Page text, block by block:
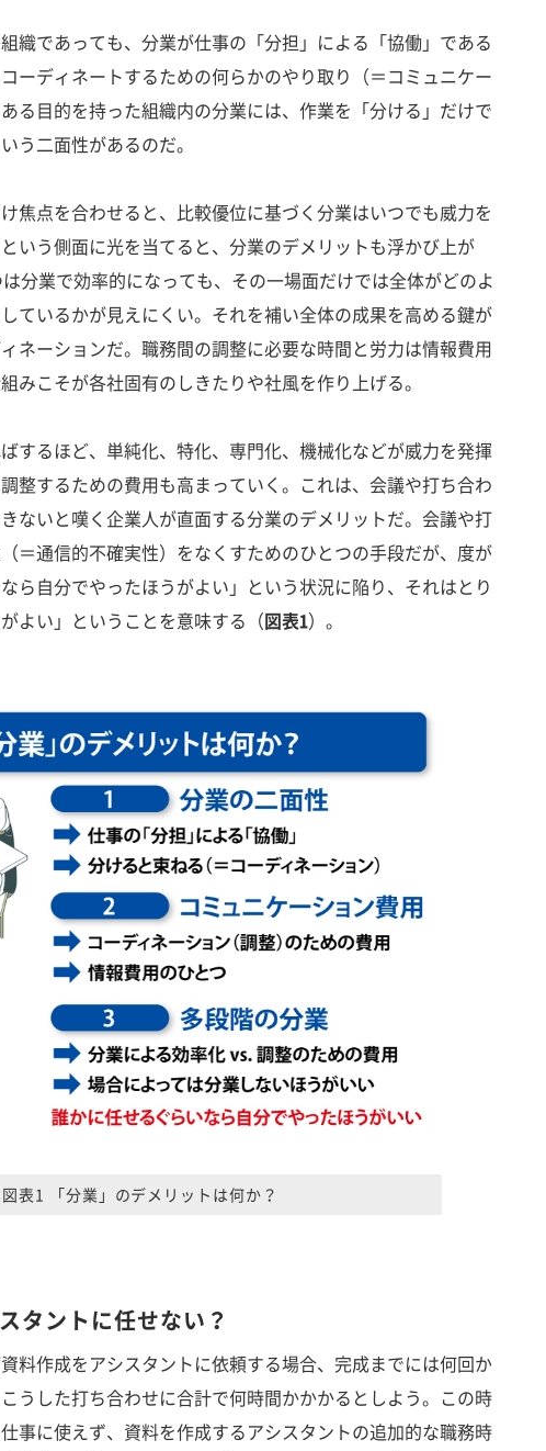
織であっても、分業が仕事の「分担」による「協働」である
ーディネートするための何らかのやり取り（＝コミュニケー
る目的を持った組織内の分業には、作業を「分ける」だけで
う二面性があるのだ。
焦点を合わせると、比較優位に基づく分業はいつでも威力を
いう側面に光を当てると、分業のデメリットも浮かび上が
分業で効率的になっても、その一場面だけでは全体がどのよ
ているかが見えにくい。それを補い全体の成果を高める鍵が
ネーションだ。職務間の調整に必要な時間と労力は情報費用
みこそが各社固有のしきたりや社風を作り上げる。
するほど、単純化、特化、専門化、機械化などが威力を発揮
整するための費用も高まっていく。これは、会議や打ち合わ
ないと嘆く企業人が直面する分業のデメリットだ。会議や打
＝通信的不確実性）をなくすためのひとつの手段だが、度が
ら自分でやったほうがよい」という状況に陥り、それはとり
よい」ということを意味する（図表1）。
図表1 「分業」のデメリットは何か？
タントに任せない？
料作成をアシスタントに依頼する場合、完成までには何回か
うした打ち合わせに合計で何時間かかかるとしよう。この時
事に使えず、資料を作成するアシスタントの追加的な職務時